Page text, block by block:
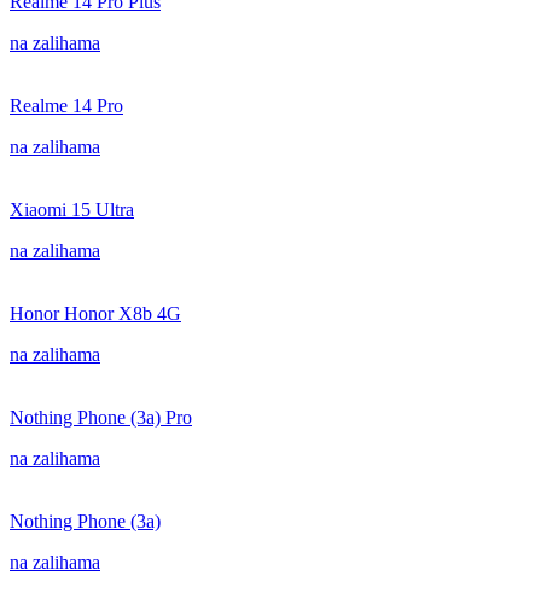
na zalihama
Realme 14 Pro
na zalihama
Xiaomi 15 Ultra
na zalihama
Honor Honor X8b 4G
na zalihama
Nothing Phone (3a) Pro
na zalihama
Nothing Phone (3a)
na zalihama